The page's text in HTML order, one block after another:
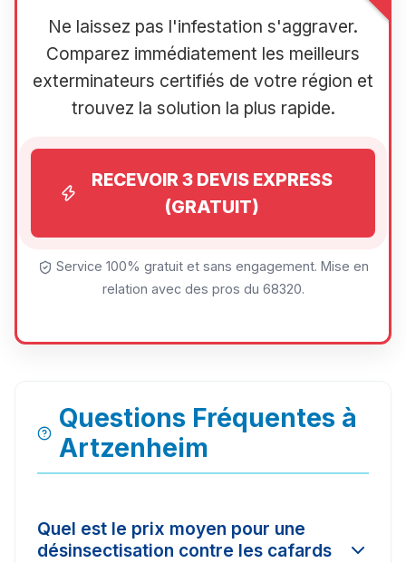
Ne laissez pas l'infestation s'aggraver.
Comparez immédiatement les meilleurs
exterminateurs certifiés de votre région et
trouvez la solution la plus rapide.
RECEVOIR 3 DEVIS EXPRESS
(GRATUIT)
Service 100% gratuit et sans engagement. Mise en
relation avec des pros du 68320.
Questions Fréquentes à
Artzenheim
Quel est le prix moyen pour une
désinsectisation contre les cafards